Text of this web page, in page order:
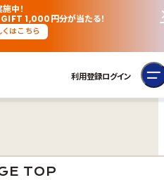
中！
1,000円分が当たる！
くはこちら
利用登録ログイン
TOP